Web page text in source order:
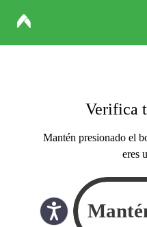
Verifica
Mantén presionado el
eres